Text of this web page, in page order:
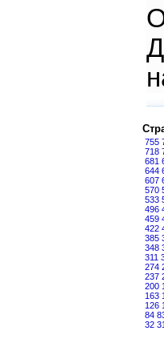
755
718
681
644
607
570
533
496
459
422
385
348
311
274
237
200
163
126
84
32 31